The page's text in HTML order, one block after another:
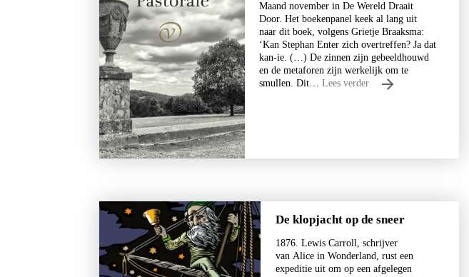
Maxim Osipov
De wereld is niet stuk te
krijgen
€15,00
LEES MEER
Maand november in De Wereld Draait
Door. Het boekenpanel keek al lang uit
naar dit boek, volgens Grietje Braaksma:
‘Kan Stephan Enter zich overtreffen? Ja dat
kan-ie. (…) De zinnen zijn gebeeldhouwd
en de metaforen zijn werkelijk om te
smullen. Dit… Lees verder
De klopjacht op de sneer
1876. Lewis Carroll, schrijver
van Alice in Wonderland, rust een
expeditie uit om op een afgelegen